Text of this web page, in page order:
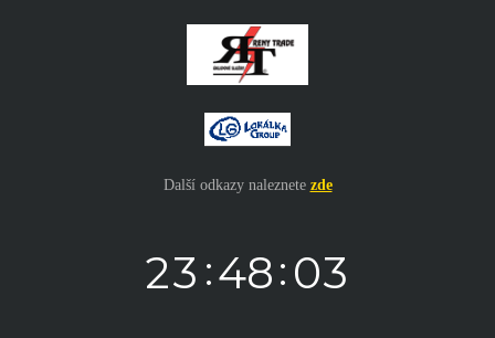
Další odkazy naleznete zde